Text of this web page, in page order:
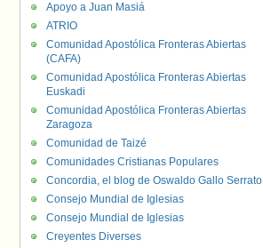
Apoyo a Juan Masiá
ATRIO
Comunidad Apostólica Fronteras Abiertas
(CAFA)
Comunidad Apostólica Fronteras Abiertas
Euskadi
Comunidad Apostólica Fronteras Abiertas
Zaragoza
Comunidad de Taizé
Comunidades Cristianas Populares
Concordia, el blog de Oswaldo Gallo Serrato
Consejo Mundial de Iglesias
Consejo Mundial de Iglesias
Creyentes Diverses